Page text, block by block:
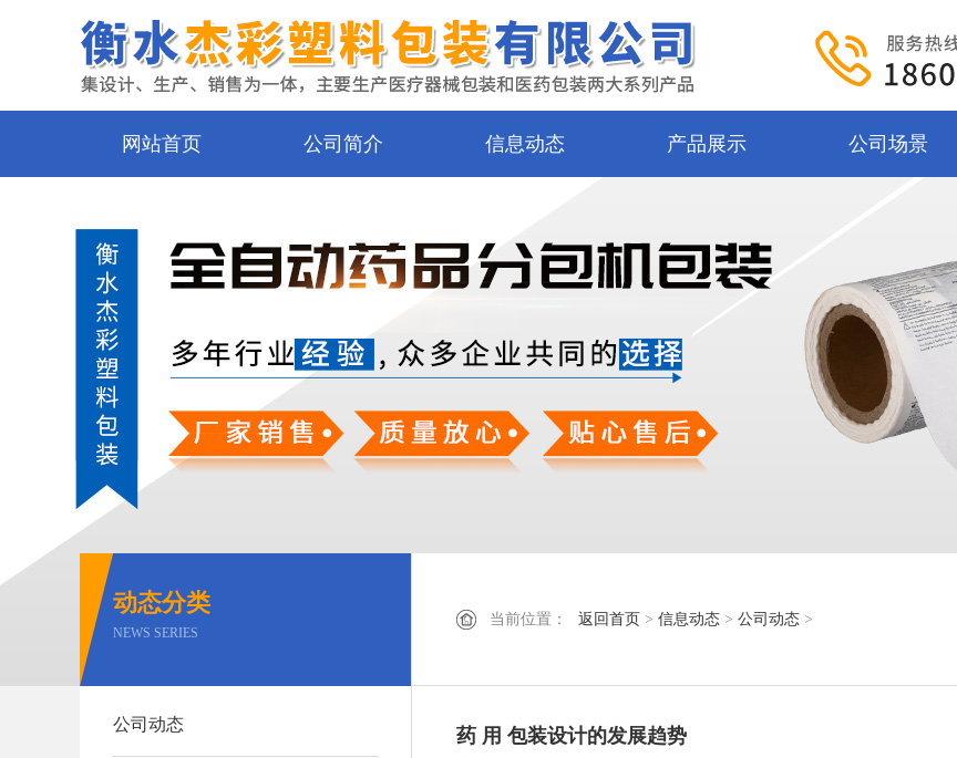
网站首页 公司简介 信息动态 产品展示 公司场景
动态分类
NEWS SERIES
公司动态
当前位置： 返回首页 > 信息动态 > 公司动态 >
药 用 包装设计的发展趋势